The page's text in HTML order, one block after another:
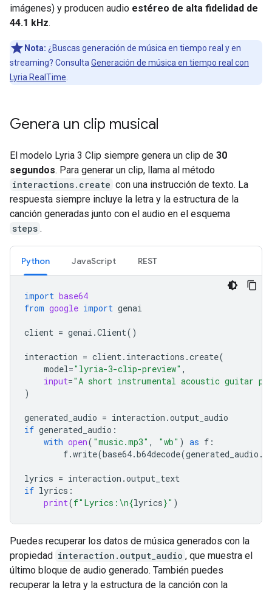
imágenes) y producen audio estéreo de alta fidelidad de
44.1 kHz.
Nota: ¿Buscas generación de música en tiempo real y en
streaming? Consulta Generación de música en tiempo real con
Lyria RealTime
Genera un clip musical
El modelo Lyria 3 Clip siempre genera un clip de 30
segundos. Para generar un clip, llama al método
interactions.create con una instrucción de texto. La
respuesta siempre incluye la letra y la estructura de la
canción generadas junto con el audio en el esquema
steps .
Python JavaScript REST
import base64
from google import genai
client = genai .Client()
interaction = client. interactions .create(
model="lyria-3-clip-preview" ,
input="A short instrumental acoustic guitar
)
generated_audio = interaction .output_audio
if generated_audio :
with open( "music.mp3" , "wb" ) as f :
f.write(base64.b64decode(generated_audio .
lyrics = interaction .output_text
if lyrics :
print(f"Lyrics: \n{lyrics}" )
Puedes recuperar los datos de música generados con la
propiedad interaction.output_audio , que muestra el
último bloque de audio generado. También puedes
recuperar la letra y la estructura de la canción con la